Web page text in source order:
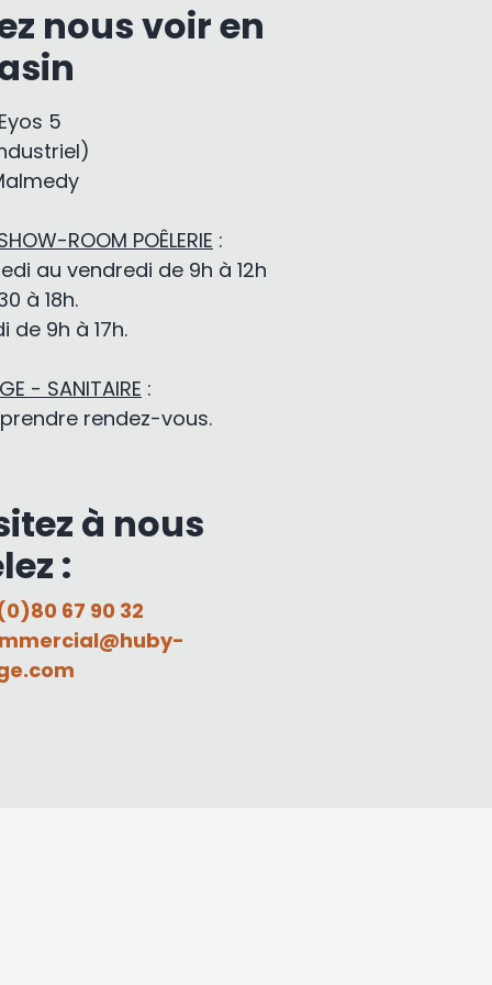
nous voir en
5
ROOM POÊLERIE :
au vendredi de 9h à 12h
à 18h.
de 9h à 17h.
- SANITAIRE :
rendez-vous.
à nous
:
67 90 32